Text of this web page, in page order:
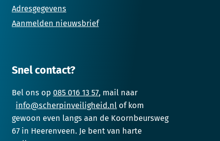
Adresgegevens
Aanmelden nieuwsbrief
Snel contact?
Bel ons op 085 016 13 57, mail naar
info@scherpinveiligheid.nl of kom
gewoon even langs aan de Koornbeursweg
67 in Heerenveen. Je bent van harte